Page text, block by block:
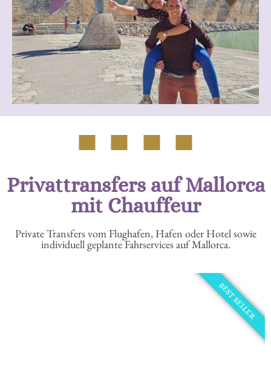
Privattransfers auf Mallorca
mit Chauffeur
Private Transfers vom Flughafen, Hafen oder Hotel sowie
individuell geplante Fahrservices auf Mallorca.
BEST SELLER